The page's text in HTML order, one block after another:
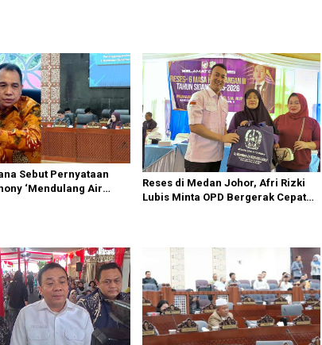
Sebut Pernyataan
‘Mendulang Air
Reses di Medan Johor, Afri Rizki
Lubis Minta OPD Bergerak Cepat